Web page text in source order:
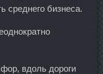
среднего бизнеса.
вдоль дороги